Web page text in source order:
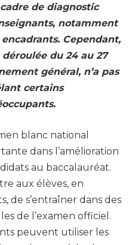
de diagnostic
notamment
Cependant,
du 24 au 27
général, n’a pas
certains
blanc national
dans l’amélioration
au baccalauréat.
aux élèves, en
de s’entraîner dans des
de l’examen officiel.
peuvent utiliser les